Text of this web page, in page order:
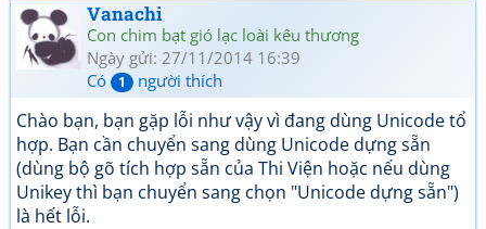
Vanachi
Con chim bạt gió lạc loài kêu thương
Ngày gửi: 27/11/2014 16:39
Có
1 người thích
Chào bạn, bạn gặp lỗi như vậy vì đang dùng Unicode tổ
hợp. Bạn cần chuyển sang dùng Unicode dựng sẵn
(dùng bộ gõ tích hợp sẵn của Thi Viện hoặc nếu dùng
Unikey thì bạn chuyển sang chọn "Unicode dựng sẵn")
là hết lỗi.